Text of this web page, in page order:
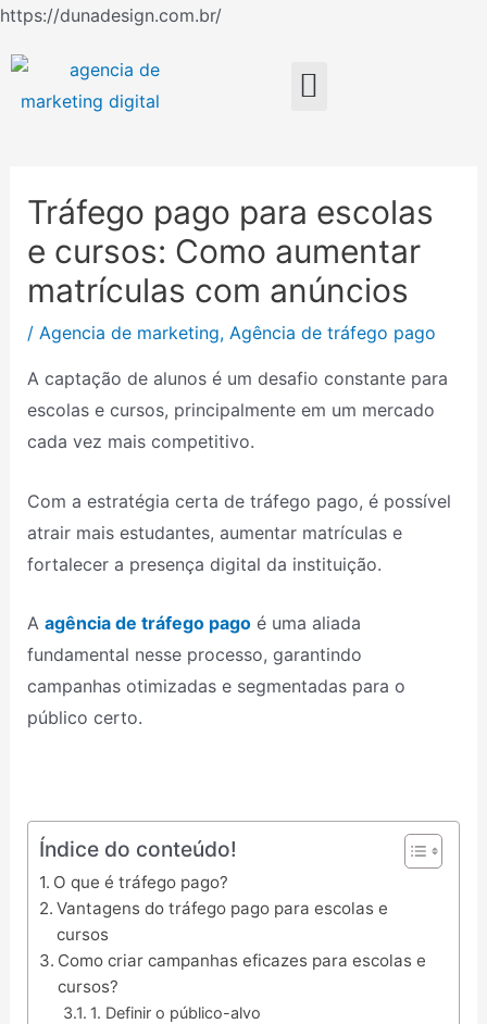
https://dunadesign.com.br/Ir
Menu
Tráfego pago para escolas
e cursos: Como aumentar
matrículas com anúncios
/ Agencia de marketing, Agência de tráfego pago
A captação de alunos é um desafio constante para
escolas e cursos, principalmente em um mercado
cada vez mais competitivo.
Com a estratégia certa de tráfego pago, é possível
atrair mais estudantes, aumentar matrículas e
fortalecer a presença digital da instituição.
A agência de tráfego pagoé uma aliada
fundamental nesse processo, garantindo
campanhas otimizadas e segmentadas para o
público certo.
Índice do conteúdo!
O que é tráfego pago?
Vantagens do tráfego pago para escolas e
cursos
Como criar campanhas eficazes para escolas e
cursos?
1. Definir o público-alvo
de
Post